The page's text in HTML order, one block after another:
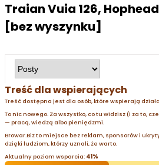
Traian Vuia 126,
[bez wyszynku]
Treść dla wspierających
Treść dostępna jest dla osób, które wspierają
To nic nowego. Za wszystko, co tu widzisz (i za to,
— pracą, wiedzą albo pieniędzmi.
Browar.Biz to miejsce bez reklam, sponsorów i
dzięki ludziom, którzy uznali, że warto.
Aktualny poziom wsparcia: 41%